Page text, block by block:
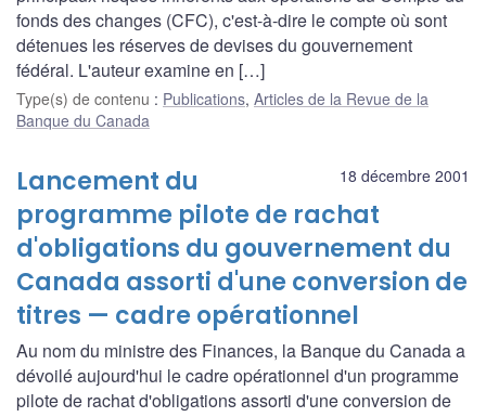
fonds des changes (CFC), c'est-à-dire le compte où sont
détenues les réserves de devises du gouvernement
fédéral. L'auteur examine en […]
Type(s) de contenu : Publications, Articles de la Revue de la
Banque du Canada
18 décembre 2001
Lancement du
programme pilote de rachat
d'obligations du gouvernement du
Canada assorti d'une conversion de
titres — cadre opérationnel
Au nom du ministre des Finances, la Banque du Canada a
dévoilé aujourd'hui le cadre opérationnel d'un programme
pilote de rachat d'obligations assorti d'une conversion de